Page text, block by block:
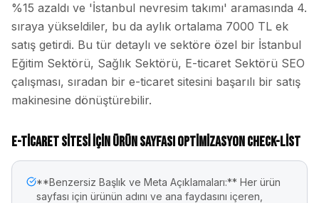
%15 azaldı ve 'İstanbul nevresim takımı' aramasında 4.
sıraya yükseldiler, bu da aylık ortalama 7000 TL ek
satış getirdi. Bu tür detaylı ve sektöre özel bir İstanbul
Eğitim Sektörü, Sağlık Sektörü, E-ticaret Sektörü SEO
çalışması, sıradan bir e-ticaret sitesini başarılı bir satış
makinesine dönüştürebilir.
E-ticaret Sitesi İçin Ürün Sayfası Optimizasyon Check-list
**Benzersiz Başlık ve Meta Açıklamaları:** Her ürün
sayfası için ürünün adını ve ana faydasını içeren,